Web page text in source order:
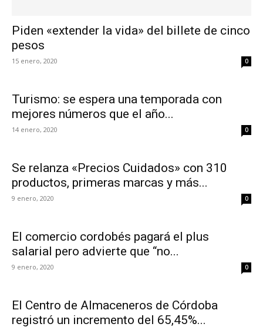
Piden «extender la vida» del billete de cinco
pesos
15 enero, 2020 0
Turismo: se espera una temporada con
mejores números que el año...
14 enero, 2020 0
Se relanza «Precios Cuidados» con 310
productos, primeras marcas y más...
9 enero, 2020 0
El comercio cordobés pagará el plus
salarial pero advierte que “no...
9 enero, 2020 0
El Centro de Almaceneros de Córdoba
registró un incremento del 65,45%...